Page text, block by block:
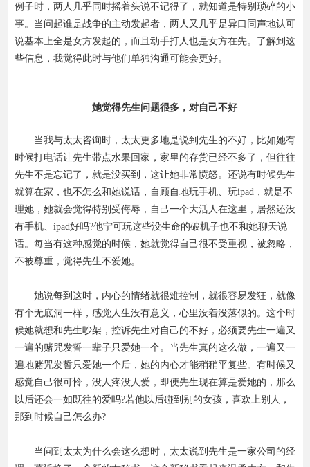
例子时，两人几乎同时摇着头说不记得了，就知道是特别琐碎的小
事。当问起谁是战争的主动发起者，两人又几乎是异口同声地认可
说基本上全是女方发起的，而且动手打人也是女方在先。了解到这
些信息，我觉得此时与他们单独沟通可能会更好。
她觉得先生问题很多，对自己不好
当我与太太咨询时，太太更多地是说到先生的不好，比如她有
时候打电话让先生带点水果回家，家里的存货已经不多了，但往往
先生不是忘记了，就是没买到，这让她非常愤怒。还说有时候先生
就算在家，也不怎么和她说话，自顾自地玩手机、玩ipad，就是不
理她，她就会觉得特别受侮辱，自己一个大活人在这里，居然还没
有手机、ipad好吗?他宁可玩这些没生命的破机子也不和她聊天说
话。每当有这种感觉的时候，她就觉得自己很不受重视，被忽略，
不被尊重，觉得先生不爱她。
她说每到这时，内心的情绪就很难控制，就很容易发狂，就像
有个无底洞一样，感觉人生没有意义，心里没着没落似的。这个时
候她就想和先生吵架，控诉先生对自己的不好，必须要先生一遍又
一遍的赌咒发誓一辈子只爱她一个。当先生真的这么做，一遍又一
遍地赌咒发誓只爱她一个后，她的内心才能稍稍平复些。有时候又
感觉自己很可怜，没人疼没人爱，即便先生现在算是爱她的，那么
以后还会一如既往的爱吗?若他以后碰到别的女孩，喜欢上别人，
那到时候自己怎么办?
当问到太太为什么会这么想时，太太说到先生是一家公司的经